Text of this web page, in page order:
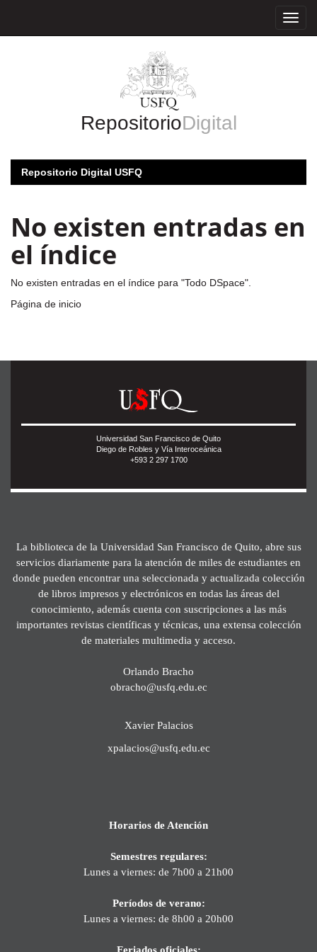
RepositorioDigital
Repositorio Digital USFQ
No existen entradas en
el índice
No existen entradas en el índice para "Todo DSpace".
Página de inicio
Universidad San Francisco de Quito
Diego de Robles y Vía Interoceánica
+593 2 297 1700
La biblioteca de la Universidad San Francisco de Quito, abre sus
servicios diariamente para la atención de miles de estudiantes en
donde pueden encontrar una seleccionada y actualizada colección
de libros impresos y electrónicos en todas las áreas del
conocimiento, además cuenta con suscripciones a las más
importantes revistas científicas y técnicas, una extensa colección
de materiales multimedia y acceso.
Orlando Bracho
obracho@usfq.edu.ec
Xavier Palacios
xpalacios@usfq.edu.ec
Horarios de Atención
Semestres regulares:
Lunes a viernes: de 7h00 a 21h00
Períodos de verano:
Lunes a viernes: de 8h00 a 20h00
Feriados oficiales: